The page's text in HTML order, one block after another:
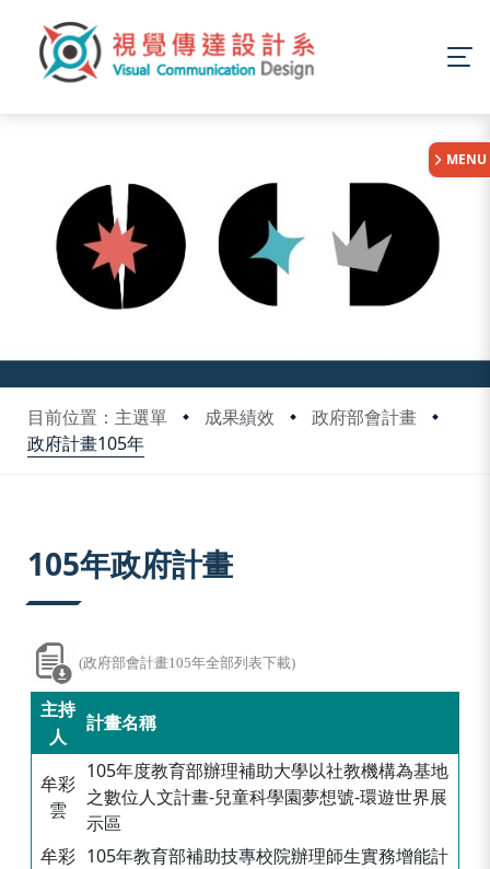
目前位置：主選單 成果績效
政府部會計畫
政府計畫105年
MENU
105年政府計畫
(政府部會計畫105年全部列表下載)
主持
人
計畫名稱
牟彩
雲
105年度教育部辦理補助大學以社教機構為基地
之數位人文計畫-兒童科學園夢想號-環遊世界展
示區
牟彩 105年教育部補助技專校院辦理師生實務增能計